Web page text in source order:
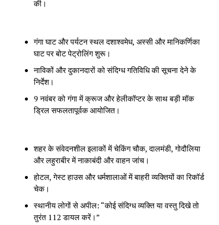
की।
गंगा घाट और पर्यटन स्थल दशाश्वमेध, अस्सी और मानिकर्णिका
घाट पर बोट पेट्रोलिंग शुरू।
नाविकों और दुकानदारों को संदिग्ध गतिविधि की सूचना देने के
निर्देश।
9 नवंबर को गंगा में क्रूज और हेलीकॉप्टर के साथ बड़ी मॉक
ड्रिल सफलतापूर्वक आयोजित।
शहर के संवेदनशील इलाकों में चेकिंग चौक, दालमंडी, गोदौलिया
और लहुराबीर में नाकाबंदी और वाहन जांच।
होटल, गेस्ट हाउस और धर्मशालाओं में बाहरी व्यक्तियों का रिकॉर्ड
चेक।
स्थानीय लोगों से अपील: “कोई संदिग्ध व्यक्ति या वस्तु दिखे तो
तुरंत 112 डायल करें।”